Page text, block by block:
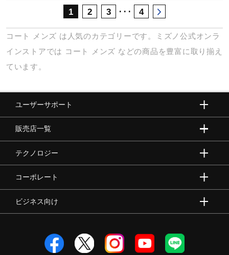
1 2 3 ･･･ 4
コート メンズ は人気のカテゴリーです。ミズノ公式オンラ
インストアでは コート メンズ などの商品を豊富に取り揃え
ています。
ユーザーサポート
販売店一覧
テクノロジー
コーポレート
ビジネス向け